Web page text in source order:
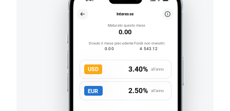
Interesse
Maturato questo mese
0.00
Dovuto il mese precedente
0.00
Fondi non investiti
4 543.12
USD all'anno
EUR all'anno
3.40%
2.50%